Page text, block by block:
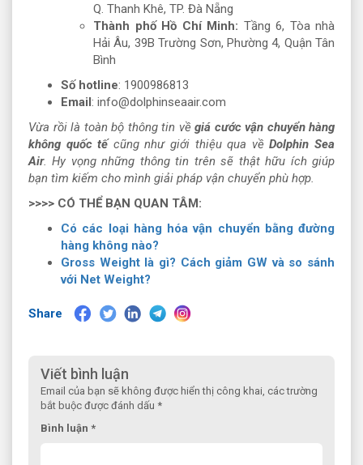
Q. Thanh Khê, TP. Đà Nẵng
Thành phố Hồ Chí Minh: Tầng 6, Tòa nhà
Hải Âu, 39B Trường Sơn, Phường 4, Quận Tân
Bình
Số hotline: 1900986813
Email: info@dolphinseaair.com
Vừa rồi là toàn bộ thông tin về giá cước vận chuyển hàng
không quốc tếcũng như giới thiệu qua vềDolphin Sea
Air. Hy vọng những thông tin trên sẽ thật hữu ích giúp
bạn tìm kiếm cho mình giải pháp vận chuyển phù hợp.
>>>> CÓ THỂ BẠN QUAN TÂM:
Có các loại hàng hóa vận chuyển bằng đường
hàng không nào?
Gross Weight là gì? Cách giảm GW và so sánh
với Net Weight?
Share
Viết bình luận
Email của bạn sẽ không được hiển thị công khai, các trường
bắt buộc được đánh dấu *
Bình luận *